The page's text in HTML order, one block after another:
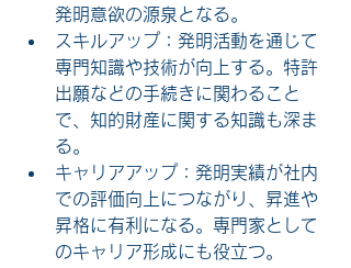
発明意欲の源泉となる。
スキルアップ：発明活動を通じて
専門知識や技術が向上する。特許
出願などの手続きに関わること
で、知的財産に関する知識も深ま
る。
キャリアアップ：発明実績が社内
での評価向上につながり、昇進や
昇格に有利になる。専門家として
のキャリア形成にも役立つ。